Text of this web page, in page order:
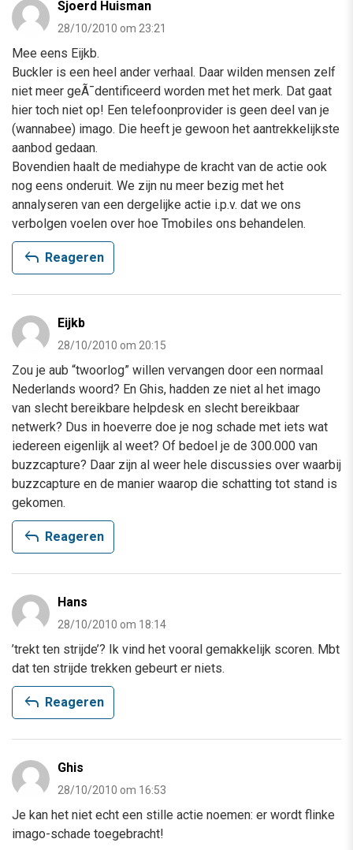
Sjoerd Huisman
28/10/2010 om 23:21
Mee eens Eijkb.
Buckler is een heel ander verhaal. Daar wilden mensen zelf
niet meer geÃ¯dentificeerd worden met het merk. Dat gaat
hier toch niet op! Een telefoonprovider is geen deel van je
(wannabee) imago. Die heeft je gewoon het aantrekkelijkste
aanbod gedaan.
Bovendien haalt de mediahype de kracht van de actie ook
nog eens onderuit. We zijn nu meer bezig met het
annalyseren van een dergelijke actie i.p.v. dat we ons
verbolgen voelen over hoe Tmobiles ons behandelen.
reply Reageren
Eijkb
28/10/2010 om 20:15
Zou je aub “twoorlog” willen vervangen door een normaal
Nederlands woord? En Ghis, hadden ze niet al het imago
van slecht bereikbare helpdesk en slecht bereikbaar
netwerk? Dus in hoeverre doe je nog schade met iets wat
iedereen eigenlijk al weet? Of bedoel je de 300.000 van
buzzcapture? Daar zijn al weer hele discussies over waarbij
buzzcapture en de manier waarop die schatting tot stand is
gekomen.
reply Reageren
Hans
28/10/2010 om 18:14
’trekt ten strijde’? Ik vind het vooral gemakkelijk scoren. Mbt
dat ten strijde trekken gebeurt er niets.
reply Reageren
Ghis
28/10/2010 om 16:53
Je kan het niet echt een stille actie noemen: er wordt flinke
imago-schade toegebracht!